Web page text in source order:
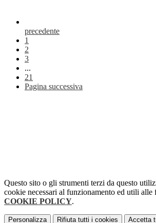
precedente
1
2
3
...
21
Pagina successiva
Questo sito o gli strumenti terzi da questo
cookie necessari al funzionamento ed utili alle
COOKIE POLICY.
Personalizza Rifiuta tutti i cookies Accetta